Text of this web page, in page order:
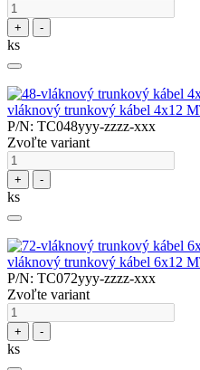
+ -
ks
vláknový trunkový kábel 4x12
P/N: TC048yyy-zzzz-xxx
Zvoľte variant
+ -
ks
vláknový trunkový kábel 6x12
P/N: TC072yyy-zzzz-xxx
Zvoľte variant
+ -
ks